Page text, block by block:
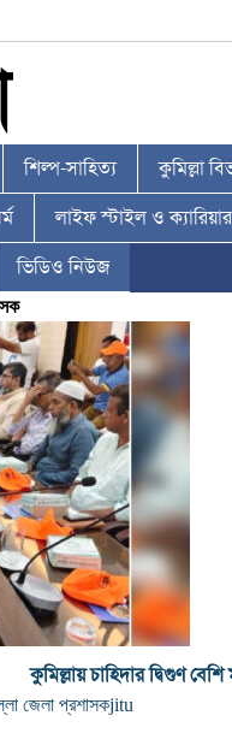
শিল্প-সাহিত্য কুমিল্লা
লাইফ স্টাইল ও ক্যারিয়ার
ভিডিও নিউজ
কুমিল্লায় চাহিদার দ্বিগুণ
জেলা প্রশাসকjitu